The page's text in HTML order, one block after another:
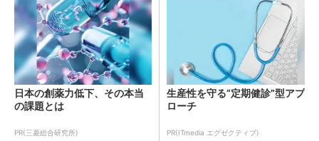
日本の創薬力低下、その本当
の課題とは
PR(三菱総合研究所)
生産性を守る“定期健診”型アプ
ローチ
PR(ITmedia エグゼクティブ)